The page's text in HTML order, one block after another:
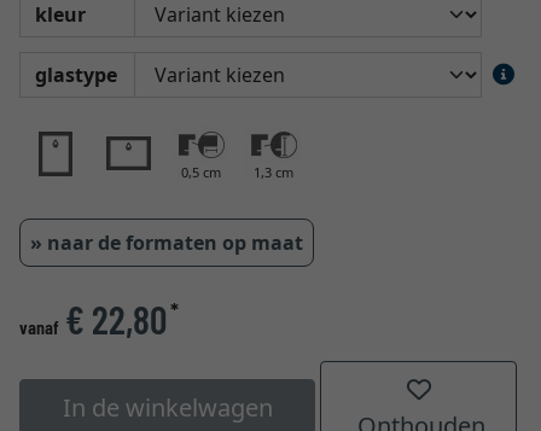
kleur
glastype
0,5 cm 1,3 cm
» naar de formaten op maat
vanaf € 22,80*
In de winkelwagen